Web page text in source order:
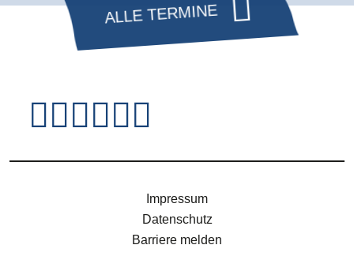
ALLE TERMINE
Fußzeile -
Impressum
Datenschutz
Barriere melden